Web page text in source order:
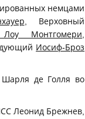
немцами
, Верховный
Монтгомери,
Иосиф-Броз
Шарля де Голля во
Леонид Брежнев,